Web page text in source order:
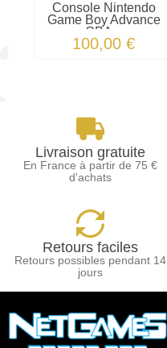
Console Nintendo
Game Boy Advance
GBA...
100,00 €
Livraison gratuite
En France à partir de 75 €
d'achats
Retours faciles
Retours possibles pendant 14
jours